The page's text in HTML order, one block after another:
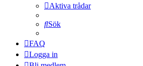
Aktiva trådar
Sök
FAQ
Logga in